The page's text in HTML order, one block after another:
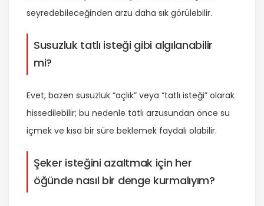
seyredebileceğinden arzu daha sık görülebilir.
Susuzluk tatlı isteği gibi algılanabilir
mi?
Evet, bazen susuzluk “açlık” veya “tatlı isteği” olarak
hissedilebilir; bu nedenle tatlı arzusundan önce su
içmek ve kısa bir süre beklemek faydalı olabilir.
Şeker isteğini azaltmak için her
öğünde nasıl bir denge kurmalıyım?